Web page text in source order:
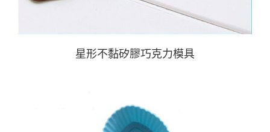
星形不黏矽膠巧克力模具